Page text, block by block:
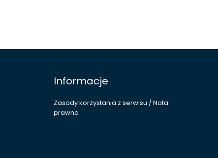
Informacje
Zasady korzystania z serwisu / Nota
prawna